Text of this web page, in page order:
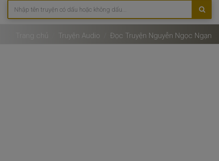
Trang chủ Truyện Audio Đọc Truyện Nguyễn Ngọc Ngạn